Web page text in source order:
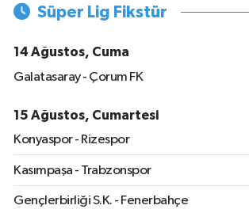
Süper Lig Fikstür
14 Ağustos, Cuma
Galatasaray - Çorum FK
15 Ağustos, Cumartesi
Konyaspor - Rizespor
Kasımpaşa - Trabzonspor
Gençlerbirliği S.K. - Fenerbahçe